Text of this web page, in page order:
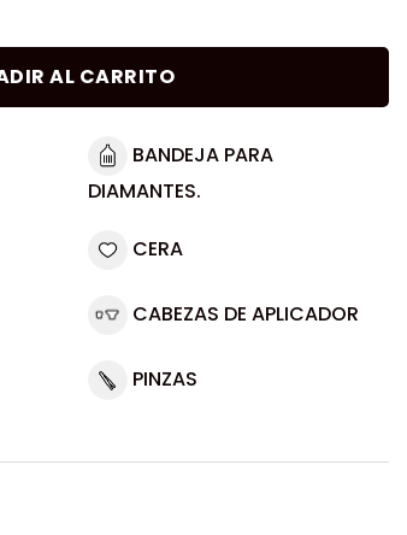
AL CARRITO
BANDEJA PARA
DIAMANTES.
CERA
CABEZAS DE APLICADOR
PINZAS